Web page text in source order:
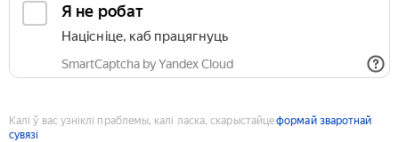
Я не робат
Націсніце, каб працягнуць
SmartCaptcha by Yandex Cloud
Калі ў вас узніклі праблемы, калі ласка, скарыстайцеформай зваротнай
сувязі